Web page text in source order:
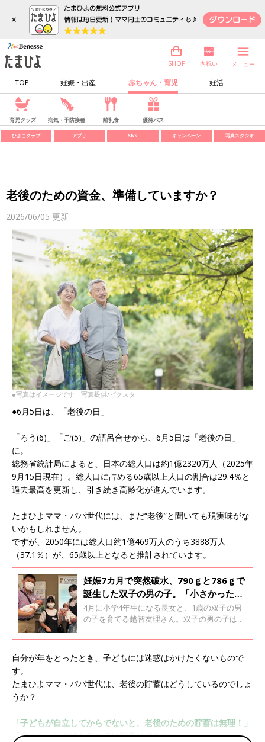
×
TOP 妊娠・出産 赤ちゃん・育児 妊活
SHOP 内祝い メニュー
育児グッズ 病気・予防接種 離乳食 優待パス
ひよこクラブ アプリ SNS キャンペーン 写真スタジオ
老後のための資金、準備していますか？
2026/06/05 更新
●写真はイメージです 写真提供/ピクスタ
●6月5日は、「老後の日」
「ろう(6)」「ご(5)」の語呂合せから、6月5日は「老後の日」
に。
総務省統計局によると、日本の総人口は約1億2320万人（2025年
9月15日現在）。総人口に占める65歳以上人口の割合は29.4％と
過去最高を更新し、引き続き高齢化が進んでいます。
たまひよママ・パパ世代には、まだ“老後”と聞いても現実味がな
いかもしれません。
ですが、2050年には総人口約1億469万人のうち3888万人
（37.1％）が、65歳以上となると推計されています。
妊娠7カ月で突然破水、790ｇと786ｇで
誕生した双子の男の子。「小さかったけ
れど、たくましい生命力を感じた」【超
低出生体重児】
4月に小学4年生になる長女と、1歳の双子の男
の子を育てる越智友理さん。双子の男の子は妊
しました。出生体重は、長男の朗久（あきひ
さ）くんが790ｇ、二男の朋久（ともひさ）く
んが786ｇでした。母親の友理さんに、双子妊
インタビューの前編です。
自分が年をとったとき、子どもには迷惑はかけたくないもので
す。
たまひよママ・パパ世代は、老後の貯蓄はどうしているのでしょ
うか？
「子どもが自立してからでないと、老後のための貯蓄は無理！」
「家のローンが終わるまでは貯蓄はできない…」